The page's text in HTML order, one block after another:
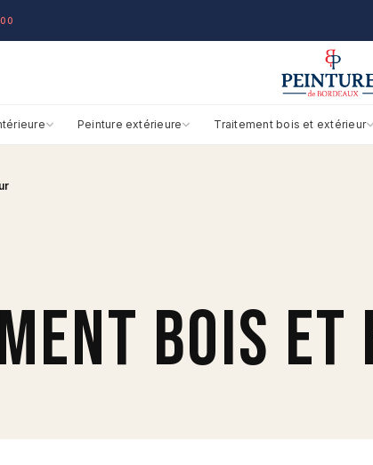
Peinture extérieure Traitement bois et extérieur
BOIS ET